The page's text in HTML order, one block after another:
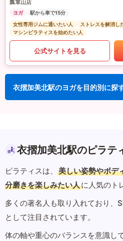
瓢箪山店
ヨガ
駅から車で15分
女性専用ジムに通いたい人
ストレスを解消し
マシンピラティスを始めたい人
公式サイトを見る
衣摺加美北駅のヨガを目的別に探
衣摺加美北駅のピラテ
ピラティスは、 美しい姿勢やボデ
分磨きを楽しみたい人に人気のト
多くの著名人も取り入れており、
として注目されています。
体の軸や重心のバランスを意識し